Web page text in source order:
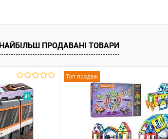
НАЙБІЛЬШ ПРОДАВАНІ ТОВАРИ
Топ продаж